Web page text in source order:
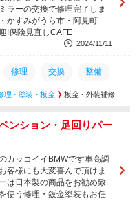
ラーの交換で修理完了しま
かすみがうら市・阿見町
!保険見直しCAFE
2024/11/11
修理 交換 整備
ミラー交換
理・塗装・板金 板金・外装補修
ンション・足回りパー
カッコイイBMWです車高調
客様にも大変喜んで頂けま
は日本製の商品をお勧め致
使う修理・鈑金塗装もお任